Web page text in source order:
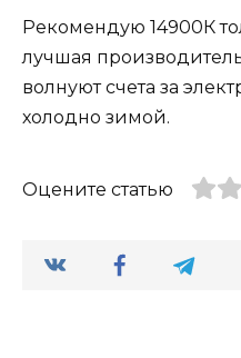
Рекомендую 14900К
лучшая
волнуют счета за
холодно зимой.
Оцените статью